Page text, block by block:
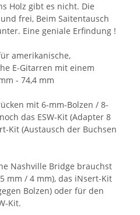
Holz gibt es nicht. Die
frei, Beim Saitentausch
Eine geniale Erfindung !
amerikanische,
E-Gitarren mit einem
- 74,4 mm
mit 6-mm-Bolzen / 8-
das ESW-Kit (Adapter 8
Kit (Austausch der Buchsen
Nashville Bridge brauchst
mm / 4 mm), das iNsert-Kit
Bolzen) oder für den
Kit.